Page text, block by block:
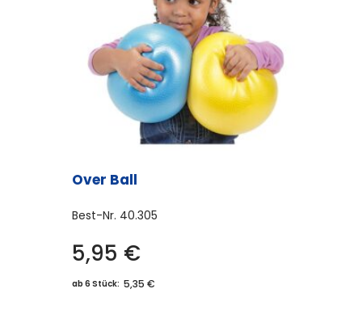
Over Ball
Best-Nr. 40.305
5,95 €
ab 6 Stück: 5,35 €